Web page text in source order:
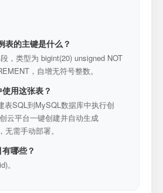
表的主键是什么？
，类型为 bigint(20) unsigned NOT
，自增无符号整数。
用这张表？
表SQL到MySQL数据库中执行创
云平台一键创建并自动生成
需手动部署。
哪些？
。